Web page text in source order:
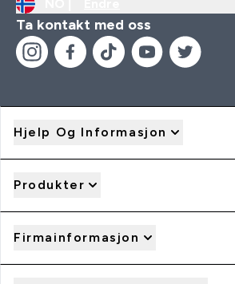
Ta kontakt med oss
Hjelp Og Informasjon
Produkter
Firmainformasjon